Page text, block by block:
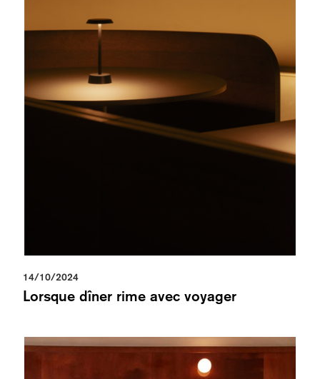
14/10/2024
Lorsque dîner rime avec voyager